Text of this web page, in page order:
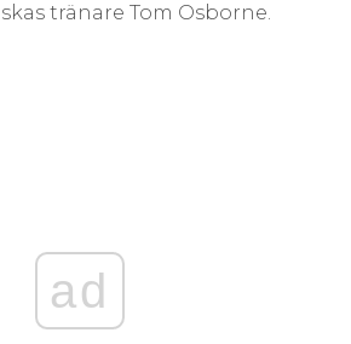
tränare Tom Osborne.
ad